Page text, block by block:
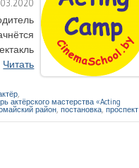
Читать
,
актёрского мастерства «Acting
район, постановка, проспект